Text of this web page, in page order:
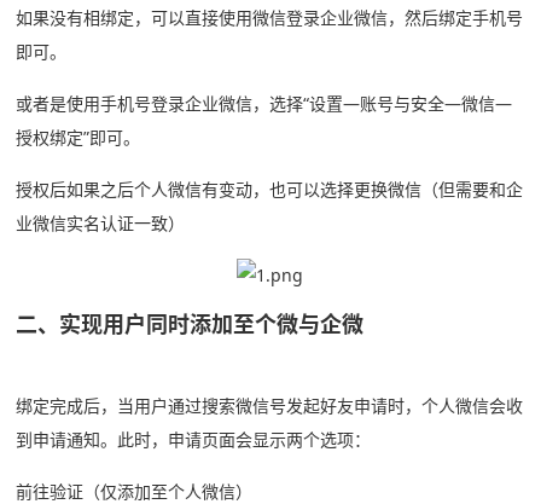
如果没有相绑定，可以直接使用微信登录企业微信，然后绑定手机号
即可。
或者是使用手机号登录企业微信，选择“设置—账号与安全—微信—
授权绑定”即可。
授权后如果之后个人微信有变动，也可以选择更换微信（但需要和企
业微信实名认证一致）
二、实现用户同时添加至个微与企微
绑定完成后，当用户通过搜索微信号发起好友申请时，个人微信会收
到申请通知。此时，申请页面会显示两个选项：
前往验证（仅添加至个人微信）